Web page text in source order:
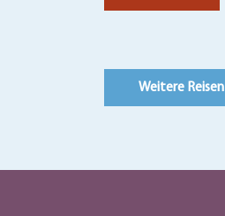
Weitere Reisen